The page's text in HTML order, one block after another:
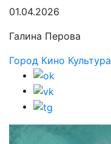
01.04.2026
Галина Перова
Город Кино Культура